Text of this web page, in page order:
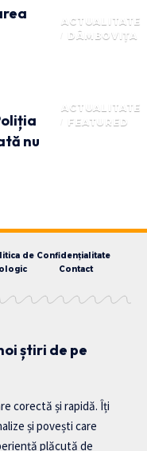
ACTUALITATE
DÂMBOVIȚA
ACTUALITATE
FEATURED
nu
de Confidențialitate
Contact
știri de pe
corectă și rapidă. Îți
și povești care
plăcută de